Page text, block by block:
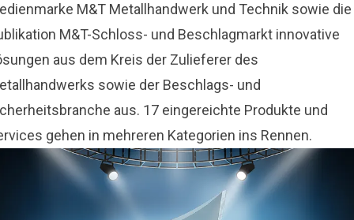
M&T Metallhandwerk und Technik sowie die
M&T-Schloss- und Beschlagmarkt innovative
aus dem Kreis der Zulieferer des
sowie der Beschlags- und
aus. 17 eingereichte Produkte und
gehen in mehreren Kategorien ins Rennen.